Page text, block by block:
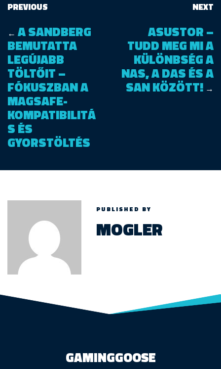
PREVIOUS
← A SANDBERG
BEMUTATTA
LEGÚJABB
TÖLTŐIT –
FÓKUSZBAN A
MAGSAFE-
KOMPATIBILITÁ
S ÉS
GYORSTÖLTÉS
NEXT
ASUSTOR –
TUDD MEG MI A
KÜLÖNBSÉG A
NAS, A DAS ÉS A
SAN KÖZÖTT! →
PUBLISHED BY
MOGLER
GAMINGGOOSE